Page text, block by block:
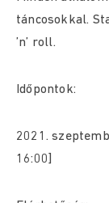
táncosokkal.
’n’ roll.
Időpontok:
2021.
16:00]